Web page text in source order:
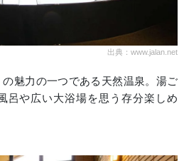
出典：www.jalan.net
魅力の一つである天然温泉。湯ご
呂や広い大浴場を思う存分楽しめ